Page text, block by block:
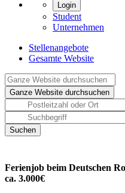
Login
Student
Unternehmen
Stellenangebote
Gesamte Website
Ferienjob beim Deutschen
ca. 3.000€